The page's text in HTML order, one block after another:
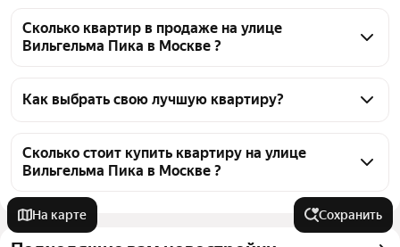
Сколько квартир в продаже на улице
Вильгельма Пика в Москве ?
Вильгельма Пика в Москве 5 квартир 5 объявлений
Как выбрать свою лучшую квартиру?
Вильгельма Пика, воспользуйтесь тепловой картой
для оценки инфраструктуры и транспортной
доступности в выбранном районе на улице
Вильгельма Пика в Москве
Сколько стоит купить квартиру на улице
Вильгельма Пика в Москве ?
Цена за квадратный метр
601 510 — 709 891 ₽
Площадь
66 — 136 м²
На карте Сохранить